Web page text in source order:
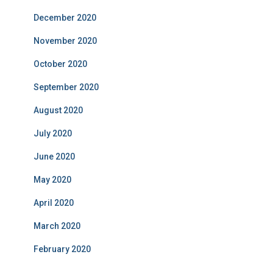
December 2020
November 2020
October 2020
September 2020
August 2020
July 2020
June 2020
May 2020
April 2020
March 2020
February 2020